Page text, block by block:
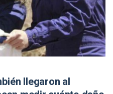
llegaron al